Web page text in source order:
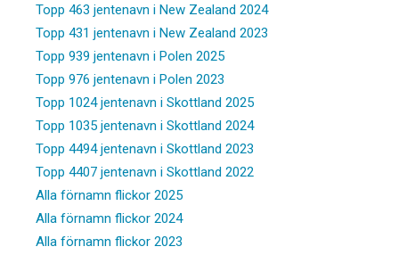
Topp 463 jentenavn i New Zealand 2024
Topp 431 jentenavn i New Zealand 2023
Topp 939 jentenavn i Polen 2025
Topp 976 jentenavn i Polen 2023
Topp 1024 jentenavn i Skottland 2025
Topp 1035 jentenavn i Skottland 2024
Topp 4494 jentenavn i Skottland 2023
Topp 4407 jentenavn i Skottland 2022
Alla förnamn flickor 2025
Alla förnamn flickor 2024
Alla förnamn flickor 2023